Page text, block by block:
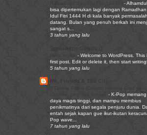
-
bisa dipertemukan lagi dengan
Idul Fitri 1444 H di kala banyak
datang. Bulan yang penuh berkah ini
sangat s...
3 tahun yang lalu
- Welcome to WordPress. This
first post. Edit or delete it, then start writing!
5 tahun yang lalu
- K-Pop
daya magis tinggi, dan mampu membius
penikmatinya dari segala penjuru dunia.
entah sejak kapan gue ikut-ikutan
Pop wave...
7 tahun yang lalu